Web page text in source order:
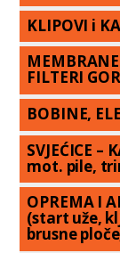
KLIPOVI i
FILTERI
BOBINE,
SVJEĆICE –
mot. pile,
OPREMA I
(start uže,
brusne